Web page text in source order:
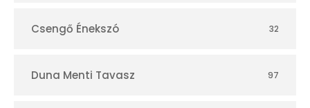
Csengő Énekszó 32
Duna Menti Tavasz 97